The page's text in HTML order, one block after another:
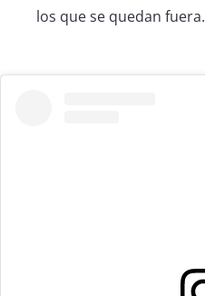
los que se quedan fuera.